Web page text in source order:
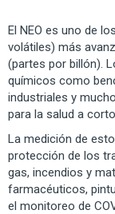
El NEO es uno de
volátiles) más
(partes por billón).
químicos como
industriales y
para la salud a
La medición de
protección de los
gas, incendios y
farmacéuticos,
el monitoreo de